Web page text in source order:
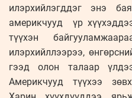
илэрхийлэгддэг энэ
америкчууд үр
түүхэн
илэрхийллээрээ,
гээд олон талаар
Америкчууд түүхээ